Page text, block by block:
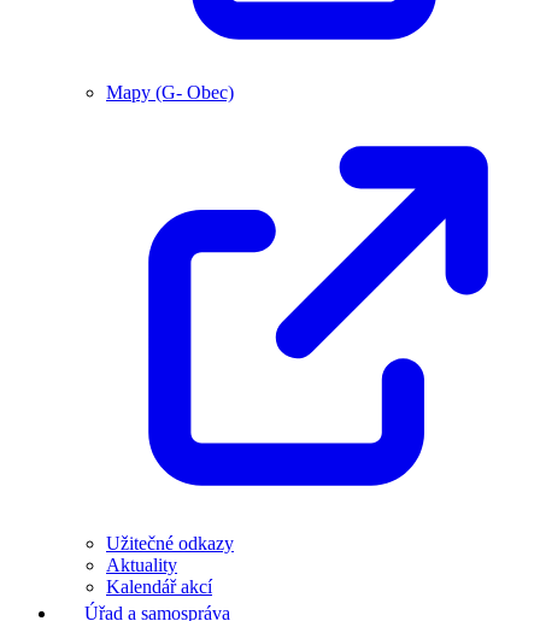
Mapy (G- Obec)
Užitečné odkazy
Aktuality
Kalendář akcí
Úřad a samospráva